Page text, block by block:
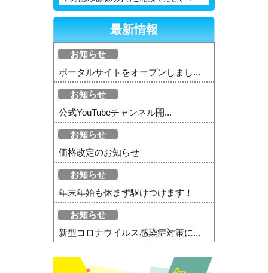
最新情報
お知らせ
ポータルサイトをオープンしまし...
お知らせ
公式YouTubeチャンネル開...
お知らせ
価格改定のお知らせ
お知らせ
年末年始も休まず駆けつけます！
お知らせ
新型コロナウイルス感染症対策に...